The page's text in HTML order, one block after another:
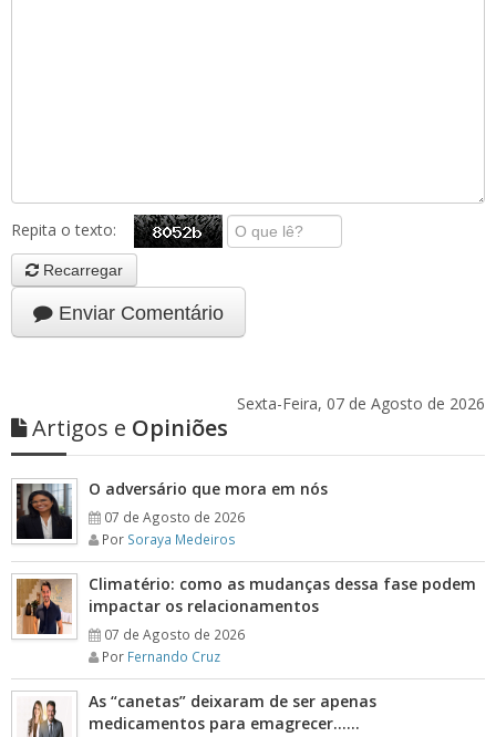
Repita o texto:
Recarregar
Enviar Comentário
Sexta-Feira, 07 de Agosto de 2026
Artigos e Opiniões
O adversário que mora em nós
07 de Agosto de 2026
Por Soraya Medeiros
Climatério: como as mudanças dessa fase podem
impactar os relacionamentos
07 de Agosto de 2026
Por Fernando Cruz
As “canetas” deixaram de ser apenas
medicamentos para emagrecer……